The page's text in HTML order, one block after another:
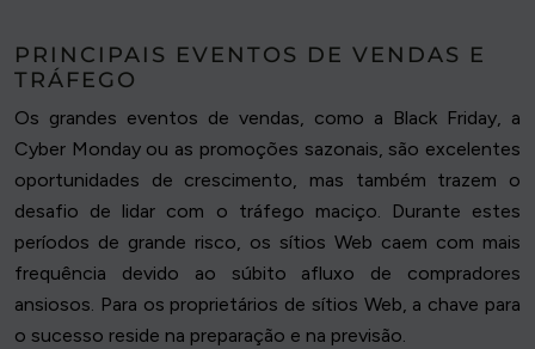
PRINCIPAIS EVENTOS DE VENDAS E
TRÁFEGO
Os grandes eventos de vendas, como a Black Friday, a
Cyber Monday ou as promoções sazonais, são excelentes
oportunidades de crescimento, mas também trazem o
desafio de lidar com o tráfego maciço. Durante estes
períodos de grande risco, os sítios Web caem com mais
frequência devido ao súbito afluxo de compradores
ansiosos. Para os proprietários de sítios Web, a chave para
o sucesso reside na preparação e na previsão.